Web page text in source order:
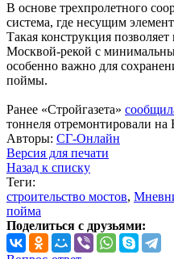
В основе трехпролетного
система, где несущим
Такая конструкция
Москвой-рекой с
особенно важно для
поймы.
Ранее «Стройгазета»
тоннеля отремонтировали
Авторы: СГ-Онлайн
Версия для печати
Назад к списку
Теги:
строительство мостов,
пойма
Поделиться с друзьями: